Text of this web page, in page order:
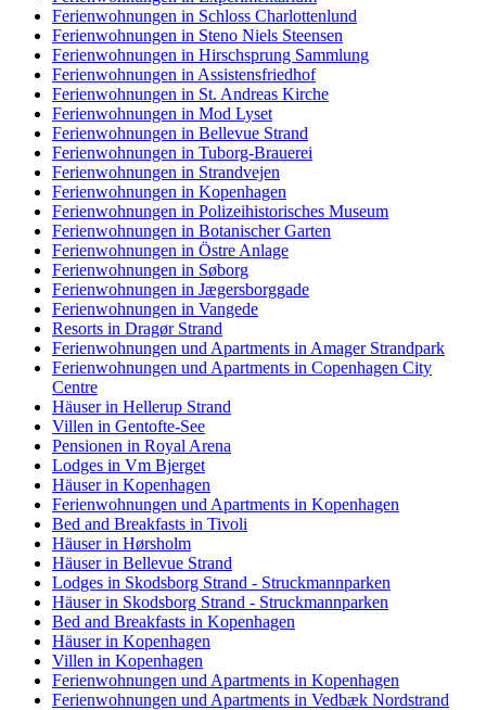
Ferienwohnungen in Schloss Charlottenlund
Ferienwohnungen in Steno Niels Steensen
Ferienwohnungen in Hirschsprung Sammlung
Ferienwohnungen in Assistensfriedhof
Ferienwohnungen in St. Andreas Kirche
Ferienwohnungen in Mod Lyset
Ferienwohnungen in Bellevue Strand
Ferienwohnungen in Tuborg-Brauerei
Ferienwohnungen in Strandvejen
Ferienwohnungen in Kopenhagen
Ferienwohnungen in Polizeihistorisches Museum
Ferienwohnungen in Botanischer Garten
Ferienwohnungen in Östre Anlage
Ferienwohnungen in Søborg
Ferienwohnungen in Jægersborggade
Ferienwohnungen in Vangede
Resorts in Dragør Strand
Ferienwohnungen und Apartments in Amager Strandpark
Ferienwohnungen und Apartments in Copenhagen City
Centre
Häuser in Hellerup Strand
Villen in Gentofte-See
Pensionen in Royal Arena
Lodges in Vm Bjerget
Häuser in Kopenhagen
Ferienwohnungen und Apartments in Kopenhagen
Bed and Breakfasts in Tivoli
Häuser in Hørsholm
Häuser in Bellevue Strand
Lodges in Skodsborg Strand - Struckmannparken
Häuser in Skodsborg Strand - Struckmannparken
Bed and Breakfasts in Kopenhagen
Häuser in Kopenhagen
Villen in Kopenhagen
Ferienwohnungen und Apartments in Kopenhagen
Ferienwohnungen und Apartments in Vedbæk Nordstrand